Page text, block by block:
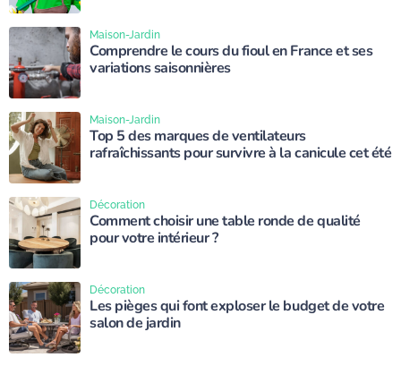
Comprendre le cours du fioul en France et ses
variations saisonnières
Maison-Jardin
Top 5 des marques de ventilateurs
rafraîchissants pour survivre à la canicule cet été
Maison-Jardin
Comment choisir une table ronde de qualité
pour votre intérieur ?
Décoration
Les pièges qui font exploser le budget de votre
salon de jardin
Décoration